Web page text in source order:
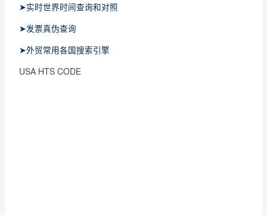
➤实时世界时间查询和对照
➤发票真伪查询
➤外贸常用各国搜索引擎
USA HTS CODE